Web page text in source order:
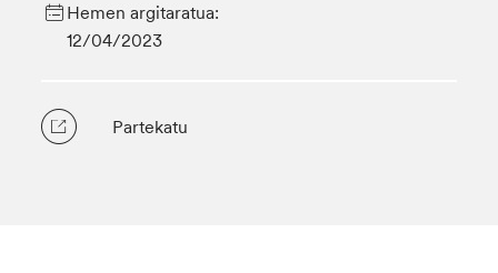
Hemen argitaratua:
12/04/2023
Partekatu